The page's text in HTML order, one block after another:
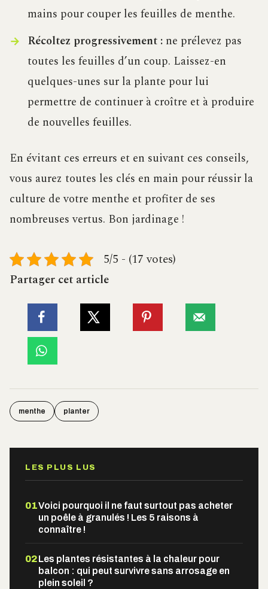
mains pour couper les feuilles de menthe.
Récoltez progressivement :ne prélevez pas
toutes les feuilles d’un coup. Laissez-en
quelques-unes sur la plante pour lui
permettre de continuer à croître et à produire
de nouvelles feuilles.
En évitant ces erreurs et en suivant ces conseils,
vous aurez toutes les clés en main pour réussir la
culture de votre menthe et profiter de ses
nombreuses vertus. Bon jardinage !
5/5 - (17 votes)
Partager cet article
menthe planter
LES PLUS LUS
01Voici pourquoi il ne faut surtout pas acheter
un poêle à granulés ! Les 5 raisons à
connaître !
02Les plantes résistantes à la chaleur pour
balcon : qui peut survivre sans arrosage en
plein soleil ?